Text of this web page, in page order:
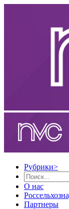
Рубрики>
О нас
Партнеры